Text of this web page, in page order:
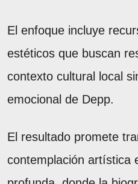
El enfoque incluye
estéticos que buscan
contexto cultural local
emocional de Depp.
El resultado promete
contemplación artística